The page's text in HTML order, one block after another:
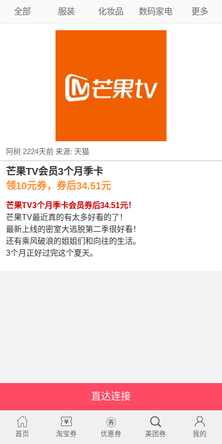
全部 服装 化妆品 数码家电 更多
阿树 2224天前来源: 天猫
芒果TV会员3个月季卡
领10元券，券后34.51元
芒果TV3个月季卡会员券后34.51元！
芒果TV最近真的有太多好看的了！
最新上线的密室大逃脱第二季很好看！
还有乘风破浪的姐姐们和向往的生活。
3个月正好过完这个夏天。
直达连接
首页 淘宝券 优惠券 美团券 我的